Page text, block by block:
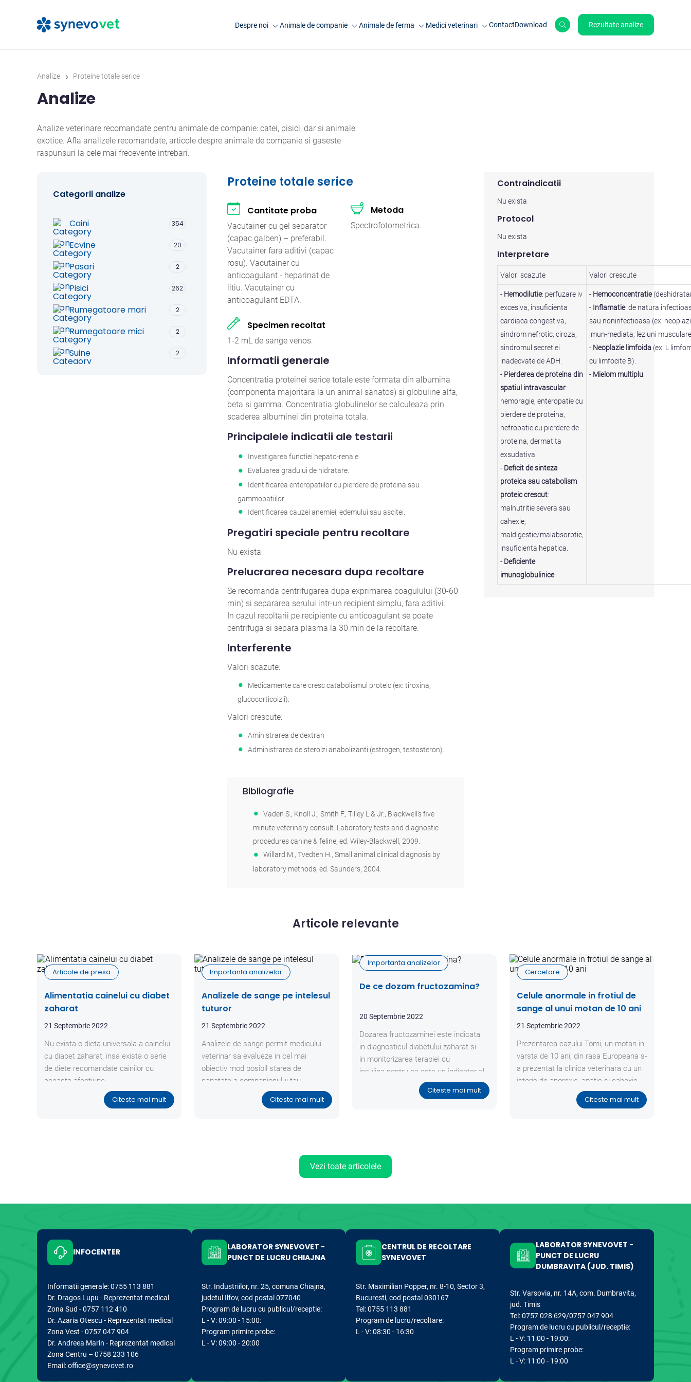
Despre noi
Echipa
Animale de companie Animale de ferma Medici veterinari ContactDownload Rezultate analize
Analize › Proteine totale serice
Analize
Analize veterinare recomandate pentru animale de companie: catei, pisici, dar si animale
exotice. Afla analizele recomandate, articole despre animale de companie si gaseste
raspunsuri la cele mai frecevente intrebari.
Categorii analize
Caini 354
Ecvine 20
Pasari 2
Pisici 262
Rumegatoare mari 2
Rumegatoare mici 2
Suine 2
Proteine totale serice
Cantitate proba
Vacutainer cu gel separator
(capac galben) – preferabil.
Vacutainer fara aditivi (capac
rosu). Vacutainer cu
anticoagulant - heparinat de
litiu. Vacutainer cu
anticoagulant EDTA.
Metoda
Spectrofotometrica.
Specimen recoltat
1-2 mL de sange venos.
Informatii generale
Concentratia proteinei serice totale este formata din albumina
(componenta majoritara la un animal sanatos) si globuline alfa,
beta si gamma. Concentratia globulinelor se calculeaza prin
scaderea albuminei din proteina totala.
Principalele indicatii ale testarii
Investigarea functiei hepato-renale.
Evaluarea gradului de hidratare.
Identificarea enteropatiilor cu pierdere de proteina sau
gammopatiilor.
Identificarea cauzei anemiei, edemului sau ascitei.
Pregatiri speciale pentru recoltare
Nu exista
Prelucrarea necesara dupa recoltare
Se recomanda centrifugarea dupa exprimarea coagulului (30-60
min) si separarea serului intr-un recipient simplu, fara aditivi.
In cazul recoltarii pe recipiente cu anticoagulant se poate
centrifuga si separa plasma la 30 min de la recoltare.
Interferente
Valori scazute:
Medicamente care cresc catabolismul proteic (ex: tiroxina,
glucocorticoizii).
Valori crescute:
Aministrarea de dextran
Administrarea de steroizi anabolizanti (estrogen, testosteron).
Bibliografie
Vaden S., Knoll J., Smith F., Tilley L & Jr., Blackwell’s five
minute veterinary consult: Laboratory tests and diagnostic
procedures canine & feline, ed. Wiley-Blackwell, 2009.
Willard M., Tvedten H., Small animal clinical diagnosis by
laboratory methods, ed. Saunders, 2004.
Contraindicatii
Nu exista
Protocol
Nu exista
Interpretare
Valori scazute Valori crescute
- Hemodilutie: perfuzare iv
excesiva, insuficienta
cardiaca congestiva,
sindrom nefrotic, ciroza,
sindromul secretiei
inadecvate de ADH.
- Pierderea de proteina din
spatiul intravascular:
hemoragie, enteropatie cu
pierdere de proteina,
nefropatie cu pierdere de
proteina, dermatita
exsudativa.
- Deficit de sinteza
proteica sau catabolism
proteic crescut:
malnutritie severa sau
cahexie,
maldigestie/malabsorbtie,
insuficienta hepatica.
- Deficiente
imunoglobulinice.
- Hemoconcentratie
- Inflamatie: de natura
sau noninfectioasa (ex.
imun-mediata, leziuni
- Neoplazie limfoida (ex. L
cu limfocite B).
- Mielom multiplu
Articole relevante
Articole de presa
Alimentatia cainelui cu diabet
zaharat
21 Septembrie 2022
Nu exista o dieta universala a cainelui
cu diabet zaharat, insa exista o serie
de diete recomandate cainilor cu
aceasta afectiune.
Citeste mai mult
Importanta analizelor
Analizele de sange pe intelesul
tuturor
21 Septembrie 2022
Analizele de sange permit medicului
veterinar sa evalueze in cel mai
obiectiv mod posibil starea de
sanatate a companionului tau.
Citeste mai mult
Importanta analizelor
De ce dozam fructozamina?
20 Septembrie 2022
Dozarea fructozaminei este indicata
in diagnosticul diabetului zaharat si
in monitorizarea terapiei cu
insulina pentru ca este un indicator al
glicemiei pe o perioada mai lunga de
timp ( 1-2 saptamani) comparativ cu o
Citeste mai mult
Cercetare
Celule anormale in frotiul de
sange al unui motan de 10 ani
21 Septembrie 2022
Prezentarea cazului Tomi, un motan in
varsta de 10 ani, din rasa Europeana s-
a prezentat la clinica veterinara cu un
istoric de anorexie, apatie si cahexie,
fara a prezenta imbunatatiri ale starii
generale dupa un tratament anterior.
Citeste mai mult
Vezi toate articolele
INFOCENTER
Informatii generale: 0755 113 881
Dr. Dragos Lupu - Reprezentat medical
Zona Sud - 0757 112 410
Dr. Azaria Otescu - Reprezentat medical
Zona Vest - 0757 047 904
Dr. Andreea Marin - Reprezentat medical
Zona Centru – 0758 233 106
Email: office@synevovet.ro
LABORATOR SYNEVOVET -
PUNCT DE LUCRU CHIAJNA
Str. Industriilor, nr. 25, comuna Chiajna,
judetul Ilfov, cod postal 077040
Program de lucru cu publicul/receptie:
L - V: 09:00 - 15:00:
Program primire probe:
L - V: 09:00 - 20:00
CENTRUL DE RECOLTARE
SYNEVOVET
Str. Maximilian Popper, nr. 8-10, Sector 3,
Bucuresti, cod postal 030167
Tel: 0755 113 881
Program de lucru/recoltare:
L - V: 08:30 - 16:30
LABORATOR SYNEVOVET -
PUNCT DE LUCRU
DUMBRAVITA (JUD. TIMIS)
Str. Varsovia, nr. 14A, com. Dumbravita,
jud. Timis
Tel: 0757 028 629/0757 047 904
Program de lucru cu publicul/receptie:
L - V: 11:00 - 19:00:
Program primire probe:
L - V: 11:00 - 19:00